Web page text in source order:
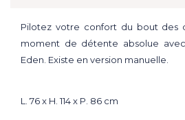
Pilotez votre confort du bout des
moment de détente absolue
Eden. Existe en version manuelle.
L. 76 x H. 114 x P. 86 cm